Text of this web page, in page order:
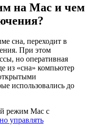
на Mac и чем
сна, переходит в
При этом
но оперативная
из «сна» компьютер
использовались до
режим Mac с
управлять